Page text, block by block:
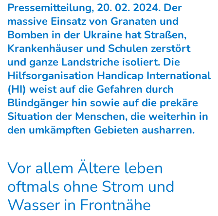
Pressemitteilung, 20. 02. 2024. Der
massive Einsatz von Granaten und
Bomben in der Ukraine hat Straßen,
Krankenhäuser und Schulen zerstört
und ganze Landstriche isoliert. Die
Hilfsorganisation Handicap International
(HI) weist auf die Gefahren durch
Blindgänger hin sowie auf die prekäre
Situation der Menschen, die weiterhin in
den umkämpften Gebieten ausharren.
Vor allem Ältere leben
oftmals ohne Strom und
Wasser in Frontnähe